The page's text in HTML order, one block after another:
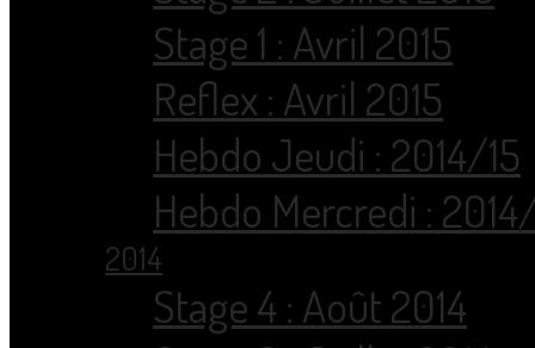
Stage 1 : Avril 2015
Reflex : Avril 2015
Hebdo Jeudi : 2014/15
Hebdo Mercredi :
2014
Stage 4 : Août 2014